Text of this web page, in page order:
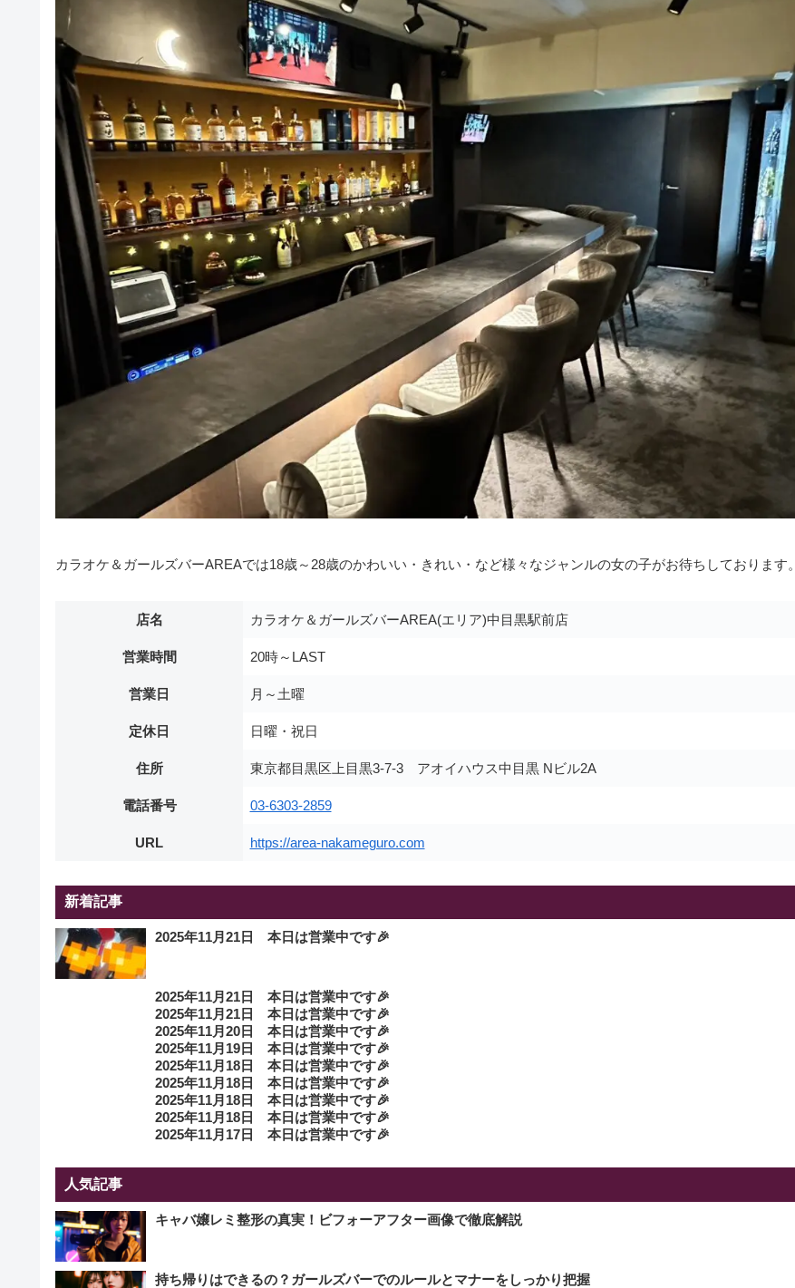
カラオケ＆ガールズバーAREAでは18歳～28歳のかわいい・きれい・など様々なジャンルの女の子がお待ちしております。
店名 カラオケ＆ガールズバーAREA(エリア)中目黒駅前店
営業時間 20時～LAST
営業日 月～土曜
定休日 日曜・祝日
住所 東京都目黒区上目黒3-7-3 アオイハウス中目黒 Nビル2A
電話番号 03-6303-2859
URL https://area-nakameguro.com
新着記事
2025年11月21日 本日は営業中です🎉
2025年11月21日 本日は営業中です🎉
2025年11月21日 本日は営業中です🎉
2025年11月20日 本日は営業中です🎉
2025年11月19日 本日は営業中です🎉
2025年11月18日 本日は営業中です🎉
2025年11月18日 本日は営業中です🎉
2025年11月18日 本日は営業中です🎉
2025年11月18日 本日は営業中です🎉
2025年11月17日 本日は営業中です🎉
人気記事
キャバ嬢レミ整形の真実！ビフォーアフター画像で徹底解説
持ち帰りはできるの？ガールズバーでのルールとマナーをしっかり把握